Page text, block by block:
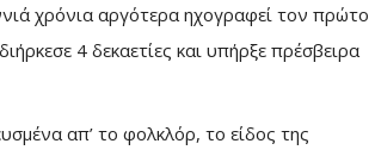
χρόνια αργότερα ηχογραφεί τον πρώτο
4 δεκαετίες και υπήρξε πρέσβειρα
απ’ το φολκλόρ, το είδος της